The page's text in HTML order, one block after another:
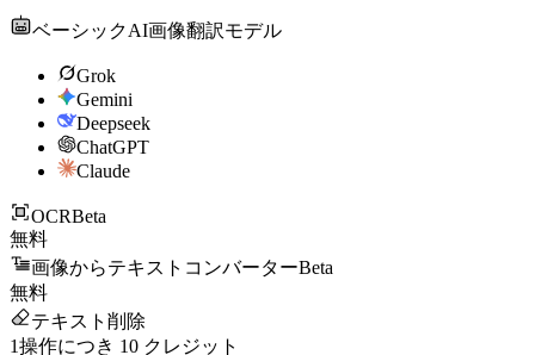
ベーシックAI画像翻訳モデル
Grok
Gemini
Deepseek
ChatGPT
Claude
OCRBeta
無料
画像からテキストコンバーターBeta
無料
テキスト削除
1操作につき 10 クレジット